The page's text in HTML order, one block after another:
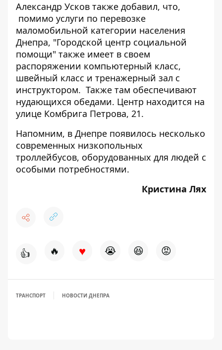
Александр Усков также добавил, что,
помимо услуги по перевозке
маломобильной категории населения
Днепра, "Городской центр социальной
помощи" также имеет в своем
распоряжении компьютерный класс,
швейный класс и тренажерный зал с
инструктором. Также там обеспечивают
нудающихся обедами. Центр находится на
улице Комбрига Петрова, 21.
Напомним, в Днепре появилось несколько
современных низкопольных
троллейбусов, оборудованных для людей с
особыми потребностями.
Кристина Лях
👍 🔥 ♥ 😭 😆 😡
ТРАНСПОРТ НОВОСТИ ДНЕПРА